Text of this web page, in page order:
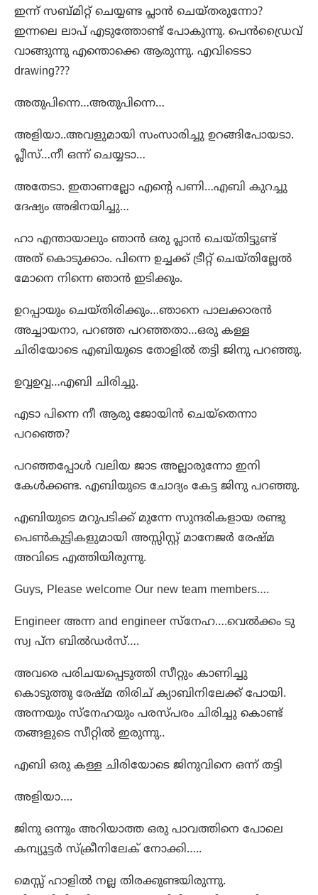
ഇന്ന് സബ്‌മിറ്റ് ചെയ്യണ്ട പ്ലാൻ ചെയ്‌തരുന്നോ?
ഇന്നലെ ലാപ് എടുത്തോണ്ട് പോകുന്നു. പെൻഡ്രൈവ്
വാങ്ങുന്നു എന്തൊക്കെ ആരുന്നു. എവിടെടാ
drawing???
അതുപിന്നെ…അതുപിന്നെ…
അളിയാ..അവളുമായി സംസാരിച്ചു ഉറങ്ങിപോയടാ.
പ്ലീസ്…നീ ഒന്ന് ചെയ്യടാ…
അതേടാ. ഇതാണല്ലോ എന്റെ പണി…എബി കുറച്ചു
ദേഷ്യം അഭിനയിച്ചു…
ഹാ എന്തായാലും ഞാൻ ഒരു പ്ലാൻ ചെയ്തിട്ടുണ്ട്
അത് കൊടുക്കാം. പിന്നെ ഉച്ചക്ക് ട്രീറ്റ്‌ ചെയ്തില്ലേൽ
മോനെ നിന്നെ ഞാൻ ഇടിക്കും.
ഉറപ്പായും ചെയ്തിരിക്കും…ഞാനെ പാലക്കാരൻ
അച്ചായനാ, പറഞ്ഞ പറഞ്ഞതാ…ഒരു കള്ള
ചിരിയോടെ എബിയുടെ തോളിൽ തട്ടി ജിനു പറഞ്ഞു.
ഉവ്വഉവ്വ…എബി ചിരിച്ചു.
എടാ പിന്നെ നീ ആരു ജോയിൻ ചെയ്‌തെന്നാ
പറഞ്ഞെ?
പറഞ്ഞപ്പോൾ വലിയ ജാട അല്ലാരുന്നോ ഇനി
കേൾക്കണ്ട. എബിയുടെ ചോദ്യം കേട്ട ജിനു പറഞ്ഞു.
എബിയുടെ മറുപടിക്ക് മുന്നേ സുന്ദരികളായ രണ്ടു
പെൺകുട്ടികളുമായി അസ്സിസ്റ്റ്‌ മാനേജർ രേഷ്മ
അവിടെ എത്തിയിരുന്നു.
Guys, Please welcome Our new team members….
Engineer അന്ന and engineer സ്നേഹ….വെൽക്കം ടു
സ്വ പ്ന ബിൽഡർസ്….
അവരെ പരിചയപ്പെടുത്തി സീറ്റും കാണിച്ചു
കൊടുത്തു രേഷ്മ തിരിച് ക്യാബിനിലേക്ക് പോയി.
അന്നയും സ്നേഹയും പരസ്പരം ചിരിച്ചു കൊണ്ട്
തങ്ങളുടെ സീറ്റിൽ ഇരുന്നു..
എബി ഒരു കള്ള ചിരിയോടെ ജിനുവിനെ ഒന്ന് തട്ടി
അളിയാ….
ജിനു ഒന്നും അറിയാത്ത ഒരു പാവത്തിനെ പോലെ
കമ്പ്യൂട്ടർ സ്ക്രീനിലേക് നോക്കി…..
മെസ്സ് ഹാളിൽ നല്ല തിരക്കുണ്ടയിരുന്നു.